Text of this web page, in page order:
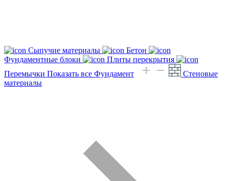
Сыпучие материалы
Бетон
Фундаментные блоки
Плиты перекрытия
Перемычки Показать все Фундамент
Стеновые
материалы